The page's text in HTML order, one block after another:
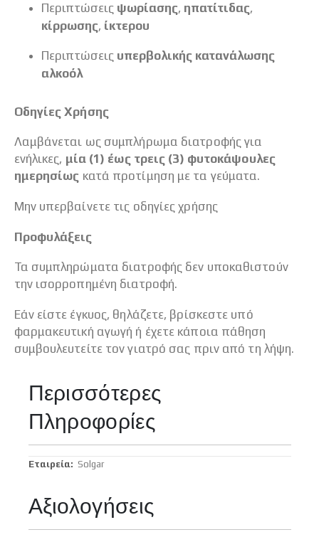
Περιπτώσεις ψωρίασης, ηπατίτιδας,
κίρρωσης, ίκτερου
Περιπτώσεις υπερβολικής κατανάλωσης
αλκοόλ
Οδηγίες Χρήσης
Λαμβάνεται ως συμπλήρωμα διατροφής για
ενήλικες, μία (1) έως τρεις (3) φυτοκάψουλες
ημερησίως κατά προτίμηση με τα γεύματα.
Μην υπερβαίνετε τις οδηγίες χρήσης
Προφυλάξεις
Τα συμπληρώματα διατροφής δεν υποκαθιστούν
την ισορροπημένη διατροφή.
Εάν είστε έγκυος, θηλάζετε, βρίσκεστε υπό
φαρμακευτική αγωγή ή έχετε κάποια πάθηση
συμβουλευτείτε τον γιατρό σας πριν από τη λήψη.
Περισσότερες
Πληροφορίες
ΠερισσότερεςSolgar
Αξιολογήσεις